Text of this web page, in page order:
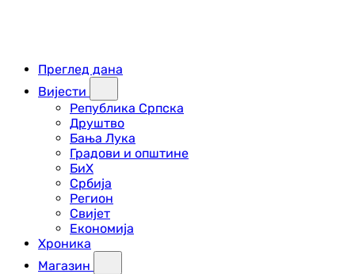
Преглед дана
Вијести
Република Српска
Друштво
Бања Лука
Градови и општине
БиХ
Србија
Регион
Свијет
Економија
Хроника
Магазин